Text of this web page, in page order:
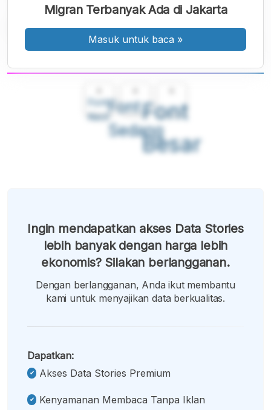
Font
Kecil
Font
Sedang
Font
Besar
Migran Terbanyak Ada di Jakarta
Masuk untuk baca »
Ingin mendapatkan akses Data Stories
lebih banyak dengan harga lebih
ekonomis? Silakan berlangganan.
Dengan berlangganan, Anda ikut membantu
kami untuk menyajikan data berkualitas.
Dapatkan:
Akses Data Stories Premium
Kenyamanan Membaca Tanpa Iklan